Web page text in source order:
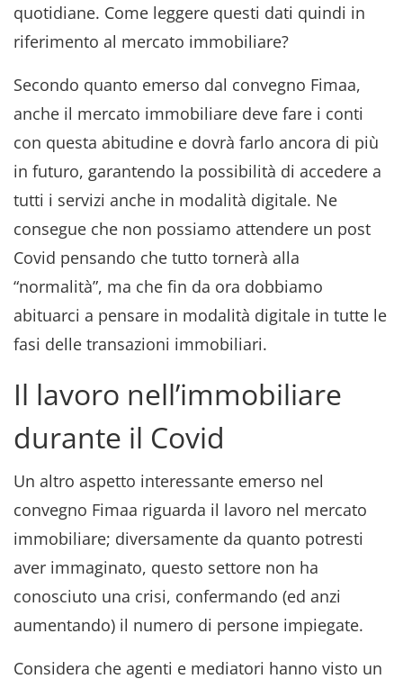
quotidiane. Come leggere questi dati quindi in
riferimento al mercato immobiliare?
Secondo quanto emerso dal convegno Fimaa,
anche il mercato immobiliare deve fare i conti
con questa abitudine e dovrà farlo ancora di più
in futuro, garantendo la possibilità di accedere a
tutti i servizi anche in modalità digitale. Ne
consegue che non possiamo attendere un post
Covid pensando che tutto tornerà alla
“normalità”, ma che fin da ora dobbiamo
abituarci a pensare in modalità digitale in tutte le
fasi delle transazioni immobiliari.
Il lavoro nell’immobiliare
durante il Covid
Un altro aspetto interessante emerso nel
convegno Fimaa riguarda il lavoro nel mercato
immobiliare; diversamente da quanto potresti
aver immaginato, questo settore non ha
conosciuto una crisi, confermando (ed anzi
aumentando) il numero di persone impiegate.
Considera che agenti e mediatori hanno visto un